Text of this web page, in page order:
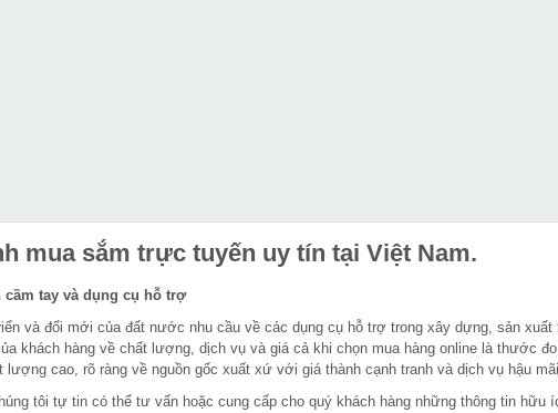
mua sắm trực tuyến uy tín tại Việt Nam.
tay và dụng cụ hỗ trợ
và đổi mới của đất nước nhu cầu về các dụng cụ hỗ trợ trong xây dựng, sản
khách hàng về chất lượng, dịch vụ và giá cả khi chọn mua hàng online là thước
cao, rõ ràng về nguồn gốc xuất xứ với giá thành cạnh tranh và dịch vụ hậu
tôi tự tin có thể tư vấn hoặc cung cấp cho quý khách hàng những thông tin